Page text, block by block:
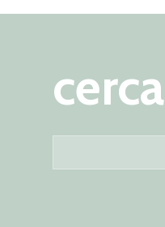
cerca